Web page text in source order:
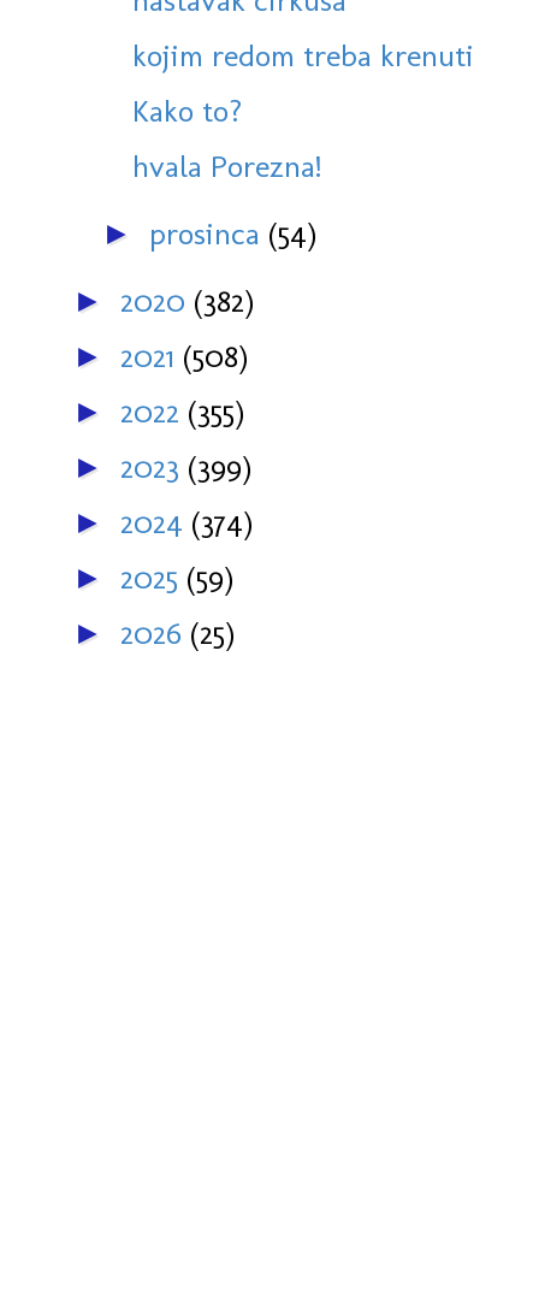
kojim redom treba krenuti
Kako to?
hvala Porezna!
► prosinca (54)
► 2020 (382)
► 2021 (508)
► 2022 (355)
► 2023 (399)
► 2024 (374)
► 2025 (59)
► 2026 (25)